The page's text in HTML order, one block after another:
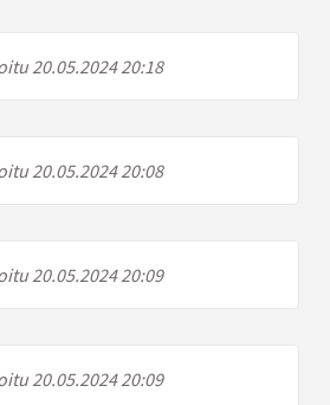
20.05.2024 20:18
20.05.2024 20:08
20.05.2024 20:09
20.05.2024 20:09